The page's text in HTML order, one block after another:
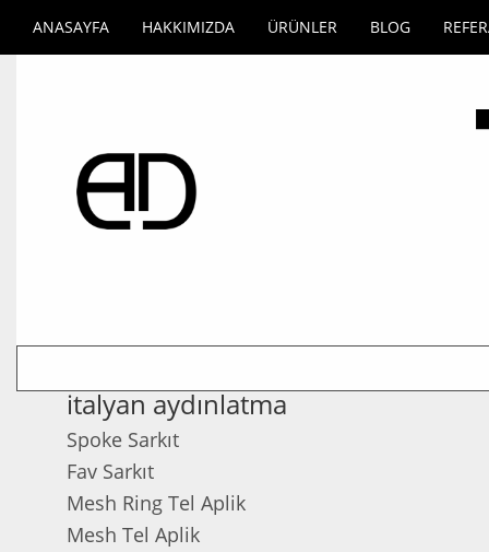
ANASAYFA HAKKIMIZDA ÜRÜNLER BLOG
italyan aydınlatma
Spoke Sarkıt
Fav Sarkıt
Mesh Ring Tel Aplik
Mesh Tel Aplik